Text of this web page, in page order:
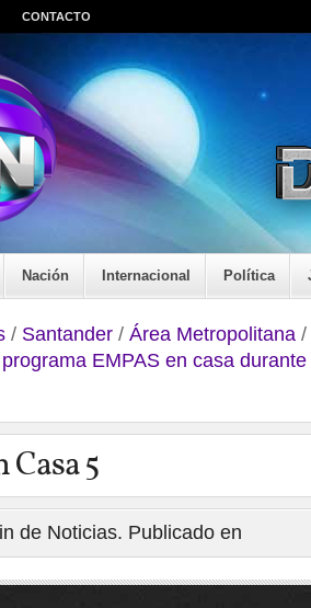
CONTACTO
Nación Internacional Política
/ Santander / Área Metropolitana /
EMPAS en casa
Casa 5
de Noticias. Publicado en